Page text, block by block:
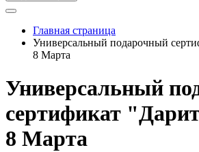
Главная страница
Универсальный подарочный
8 Марта
Универсальный
сертификат
8 Марта